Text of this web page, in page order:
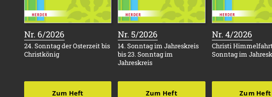
Nr. 6/2026
24. Sonntag der Osterzeit bis
Christkönig
Zum Heft
Nr. 5/2026
14. Sonntag im Jahreskreis
bis 23. Sonntag im
Jahreskreis
Zum Heft
Nr. 4/2026
Christi Himmelfahrt
Sonntag im
Zum Heft